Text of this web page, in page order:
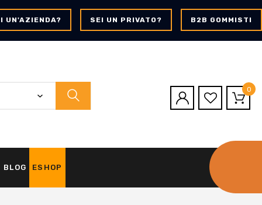
UN'AZIENDA? SEI UN PRIVATO? B2B GOMMISTI
0
BLOG ESHOP